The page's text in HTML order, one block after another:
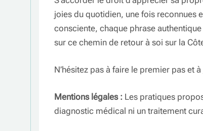
joies du quotidien, une fois reconnues
consciente, chaque phrase
sur ce chemin de retour à soi sur la
N’hésitez pas à faire le premier pas et à
Mentions légales : Les pratiques
diagnostic médical ni un traitement